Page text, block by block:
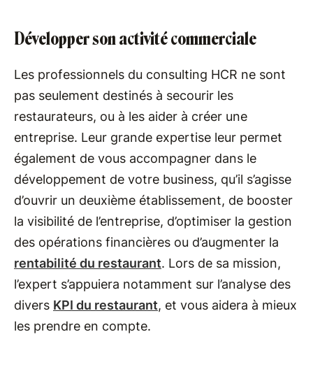
Développer son activité commerciale
Les professionnels du consulting HCR ne sont
pas seulement destinés à secourir les
restaurateurs, ou à les aider à créer une
entreprise. Leur grande expertise leur permet
également de vous accompagner dans le
développement de votre business, qu’il s’agisse
d’ouvrir un deuxième établissement, de booster
la visibilité de l’entreprise, d’optimiser la gestion
des opérations financières ou d’augmenter la
rentabilité du restaurant. Lors de sa mission,
l’expert s’appuiera notamment sur l’analyse des
divers KPI du restaurant, et vous aidera à mieux
les prendre en compte.